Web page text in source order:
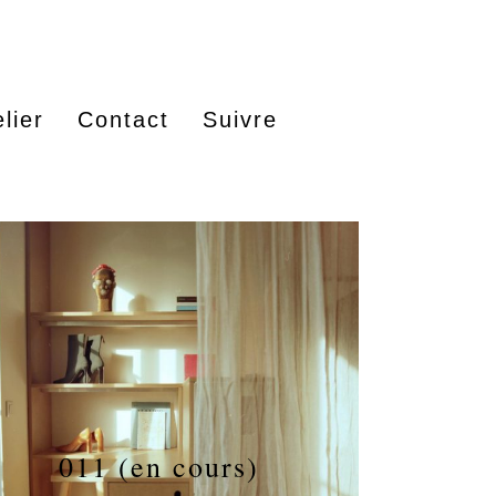
Contact Suivre
007
011 (en cours)